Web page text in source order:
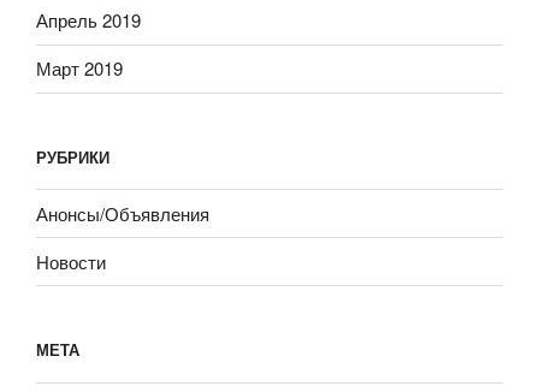
Апрель 2019
Март 2019
РУБРИКИ
Анонсы/Объявления
Новости
МЕТА